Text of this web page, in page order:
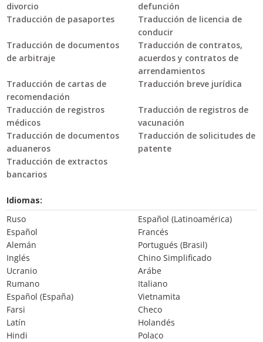
divorcio
defunción
Traducción de pasaportes
Traducción de licencia de
conducir
Traducción de documentos
de arbitraje
Traducción de contratos,
acuerdos y contratos de
arrendamientos
Traducción de cartas de
recomendación
Traducción breve jurídica
Traducción de registros
médicos
Traducción de registros de
vacunación
Traducción de documentos
aduaneros
Traducción de solicitudes de
patente
Traducción de extractos
bancarios
Idiomas:
Ruso
Español (Latinoamérica)
Español
Francés
Alemán
Portugués (Brasil)
Inglés
Chino Simplificado
Ucranio
Arábe
Rumano
Italiano
Español (España)
Vietnamita
Farsi
Checo
Latín
Holandés
Hindi
Polaco